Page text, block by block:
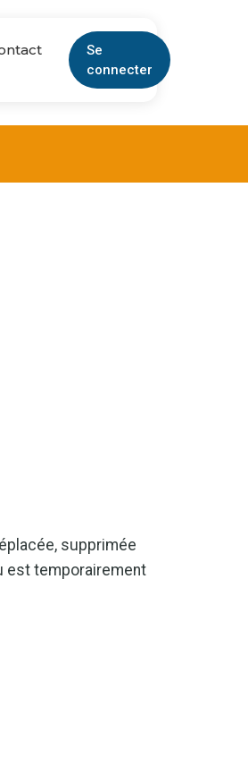
Se
connecter
supprimée
est temporairement